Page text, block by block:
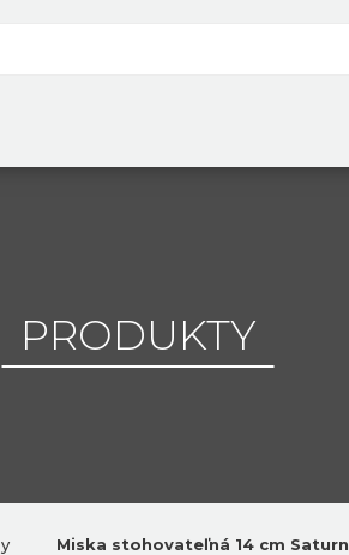
PRODUKTY
Miska stohovateľná 14 cm Saturn